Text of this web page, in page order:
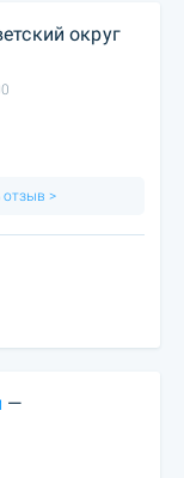
округ
отзыв >
—